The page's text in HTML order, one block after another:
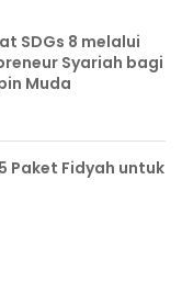
SDGs 8 melalui
Syariah bagi
Muda
Paket Fidyah untuk